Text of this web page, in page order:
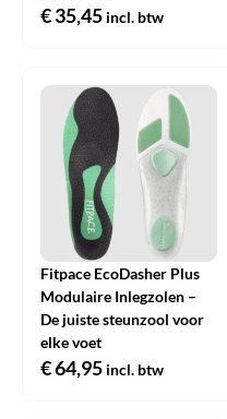
€35,45 incl. btw
Fitpace EcoDasher Plus
Modulaire Inlegzolen –
De juiste steunzool voor
elke voet
€64,95 incl. btw